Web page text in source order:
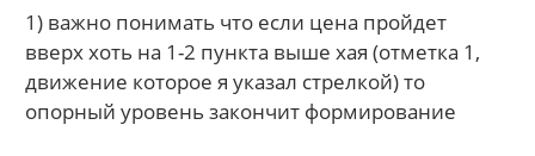
1) важно понимать что если цена пройдет
вверх хоть на 1-2 пункта выше хая (отметка 1,
движение которое я указал стрелкой) то
опорный уровень закончит формирование